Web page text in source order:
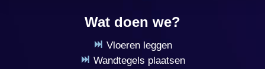
Wat doen we?
Vloeren leggen
Wandtegels plaatsen